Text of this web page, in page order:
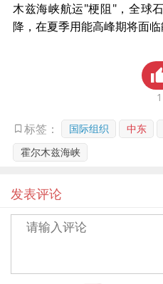
木兹海峡航运"梗阻"，全球
降，在夏季用能高峰期将面临
1
标签： 国际组织 中东
霍尔木兹海峡
发表评论
消息
贸金公众号
贸金APP